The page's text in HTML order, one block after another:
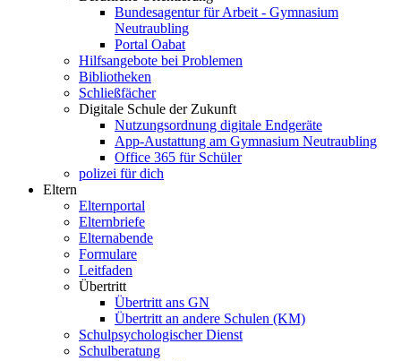
Bundesagentur für Arbeit - Gymnasium
Neutraubling
Portal Oabat
Hilfsangebote bei Problemen
Bibliotheken
Schließfächer
Digitale Schule der Zukunft
Nutzungsordnung digitale Endgeräte
App-Austattung am Gymnasium Neutraubling
Office 365 für Schüler
polizei für dich
Eltern
Elternportal
Elternbriefe
Elternabende
Formulare
Leitfaden
Übertritt
Übertritt ans GN
Übertritt an andere Schulen (KM)
Schulpsychologischer Dienst
Schulberatung